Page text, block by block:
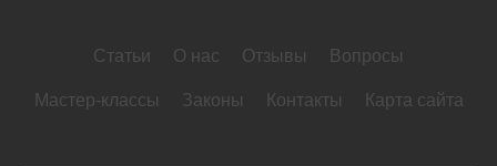
Статьи О нас Отзывы Вопросы
Мастер-классы Законы Контакты Карта сайта